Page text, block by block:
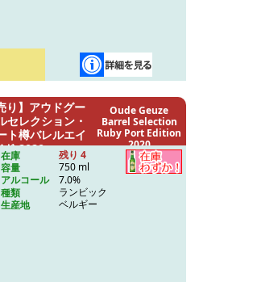
り】アウドグー
セレクション・
ト樽バレルエイ
ド 2020
Oude Geuze
Barrel Selection
Ruby Port Edition
2020
在庫
残り 4
容量
750 ml
アルコール
7.0%
種類
ランビック
生産地
ベルギー